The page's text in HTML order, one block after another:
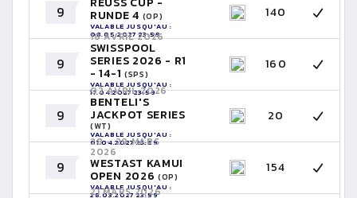
9 RUNDE 4 (OP)
VALABLE JUSQU'AU :
08.05.2027 23:59
140
9
18 AVRIL 2026
SWISSPOOL
SERIES 2026 - R1
- 14-1 (SPS)
VALABLE JUSQU'AU :
17.04.2027 23:59
160
9
02 AVRIL 2026
BENTELI'S
JACKPOT SERIES
(WT)
VALABLE JUSQU'AU :
01.04.2027 23:59
20
9
28 - 29 MARS
2026
WESTAST KAMUI
OPEN 2026 (OP)
VALABLE JUSQU'AU :
28.03.2027 23:59
154
21 MARS 2026